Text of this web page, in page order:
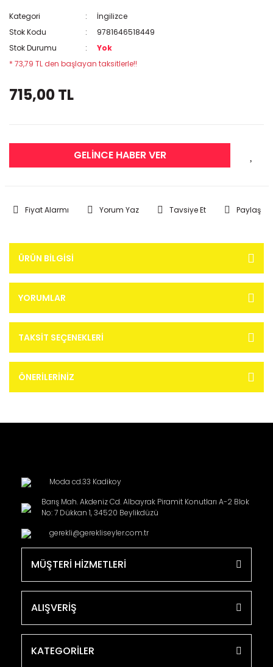
Kategori
İngilizce
Stok Kodu
9781646518449
Stok Durumu
Yok
* 73,79 TL den başlayan taksitlerle!!
715,00 TL
GELİNCE HABER VER
Fiyat Alarmı Yorum Yaz Tavsiye Et Paylaş
ÜRÜN BILGISI
YORUMLAR
TAKSIT SEÇENEKLERI
ÖNERILERINIZ
Moda cd.33 Kadikoy
Barış Mah. Akdeniz Cd. Albayrak Piramit Konutları A-2 Blok
No: 7 Dükkan 1, 34520 Beylikdüzü
gerekli@gerekliseyler.com.tr
MÜŞTERİ HİZMETLERİ
ALIŞVERİŞ
KATEGORİLER